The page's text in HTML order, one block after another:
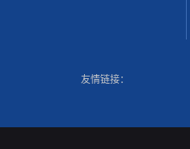
友情链接：